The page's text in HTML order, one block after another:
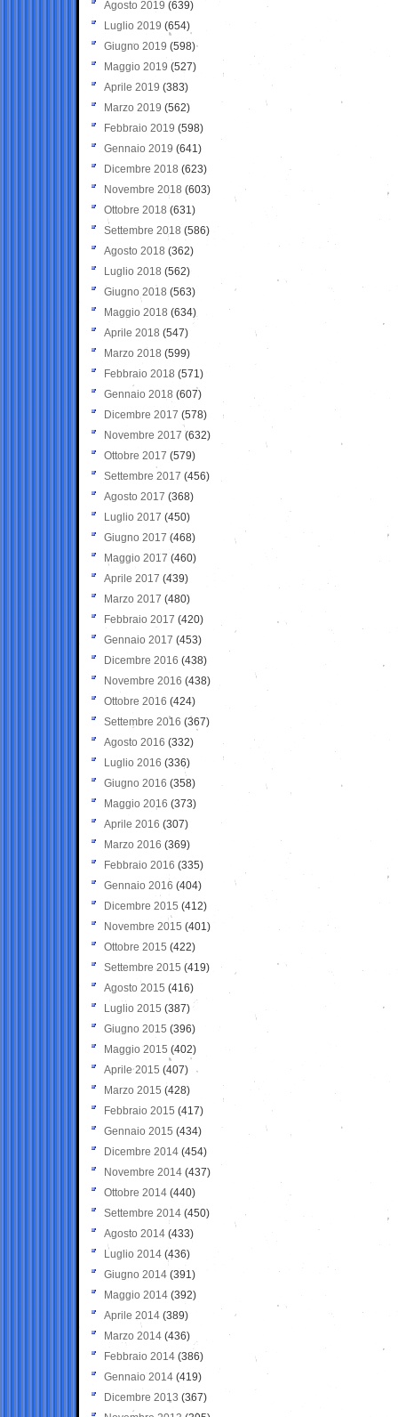
Agosto 2019 (639)
Luglio 2019 (654)
Giugno 2019 (598)
Maggio 2019 (527)
Aprile 2019 (383)
Marzo 2019 (562)
Febbraio 2019 (598)
Gennaio 2019 (641)
Dicembre 2018 (623)
Novembre 2018 (603)
Ottobre 2018 (631)
Settembre 2018 (586)
Agosto 2018 (362)
Luglio 2018 (562)
Giugno 2018 (563)
Maggio 2018 (634)
Aprile 2018 (547)
Marzo 2018 (599)
Febbraio 2018 (571)
Gennaio 2018 (607)
Dicembre 2017 (578)
Novembre 2017 (632)
Ottobre 2017 (579)
Settembre 2017 (456)
Agosto 2017 (368)
Luglio 2017 (450)
Giugno 2017 (468)
Maggio 2017 (460)
Aprile 2017 (439)
Marzo 2017 (480)
Febbraio 2017 (420)
Gennaio 2017 (453)
Dicembre 2016 (438)
Novembre 2016 (438)
Ottobre 2016 (424)
Settembre 2016 (367)
Agosto 2016 (332)
Luglio 2016 (336)
Giugno 2016 (358)
Maggio 2016 (373)
Aprile 2016 (307)
Marzo 2016 (369)
Febbraio 2016 (335)
Gennaio 2016 (404)
Dicembre 2015 (412)
Novembre 2015 (401)
Ottobre 2015 (422)
Settembre 2015 (419)
Agosto 2015 (416)
Luglio 2015 (387)
Giugno 2015 (396)
Maggio 2015 (402)
Aprile 2015 (407)
Marzo 2015 (428)
Febbraio 2015 (417)
Gennaio 2015 (434)
Dicembre 2014 (454)
Novembre 2014 (437)
Ottobre 2014 (440)
Settembre 2014 (450)
Agosto 2014 (433)
Luglio 2014 (436)
Giugno 2014 (391)
Maggio 2014 (392)
Aprile 2014 (389)
Marzo 2014 (436)
Febbraio 2014 (386)
Gennaio 2014 (419)
Dicembre 2013 (367)